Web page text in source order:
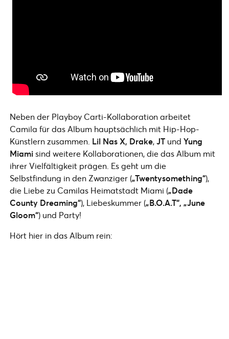
Neben der Playboy Carti-Kollaboration arbeitet
Camila für das Album hauptsächlich mit Hip-Hop-
Künstlern zusammen. Lil Nas X, Drake,JT und Yung
Miamisind weitere Kollaborationen, die das Album mit
ihrer Vielfältigkeit prägen. Es geht um die
Selbstfindung in den Zwanziger („Twentysomething“),
die Liebe zu Camilas Heimatstadt Miami („Dade
County Dreaming“), Liebeskummer („B.O.A.T“, „June
Gloom“) und Party!
Hört hier in das Album rein: